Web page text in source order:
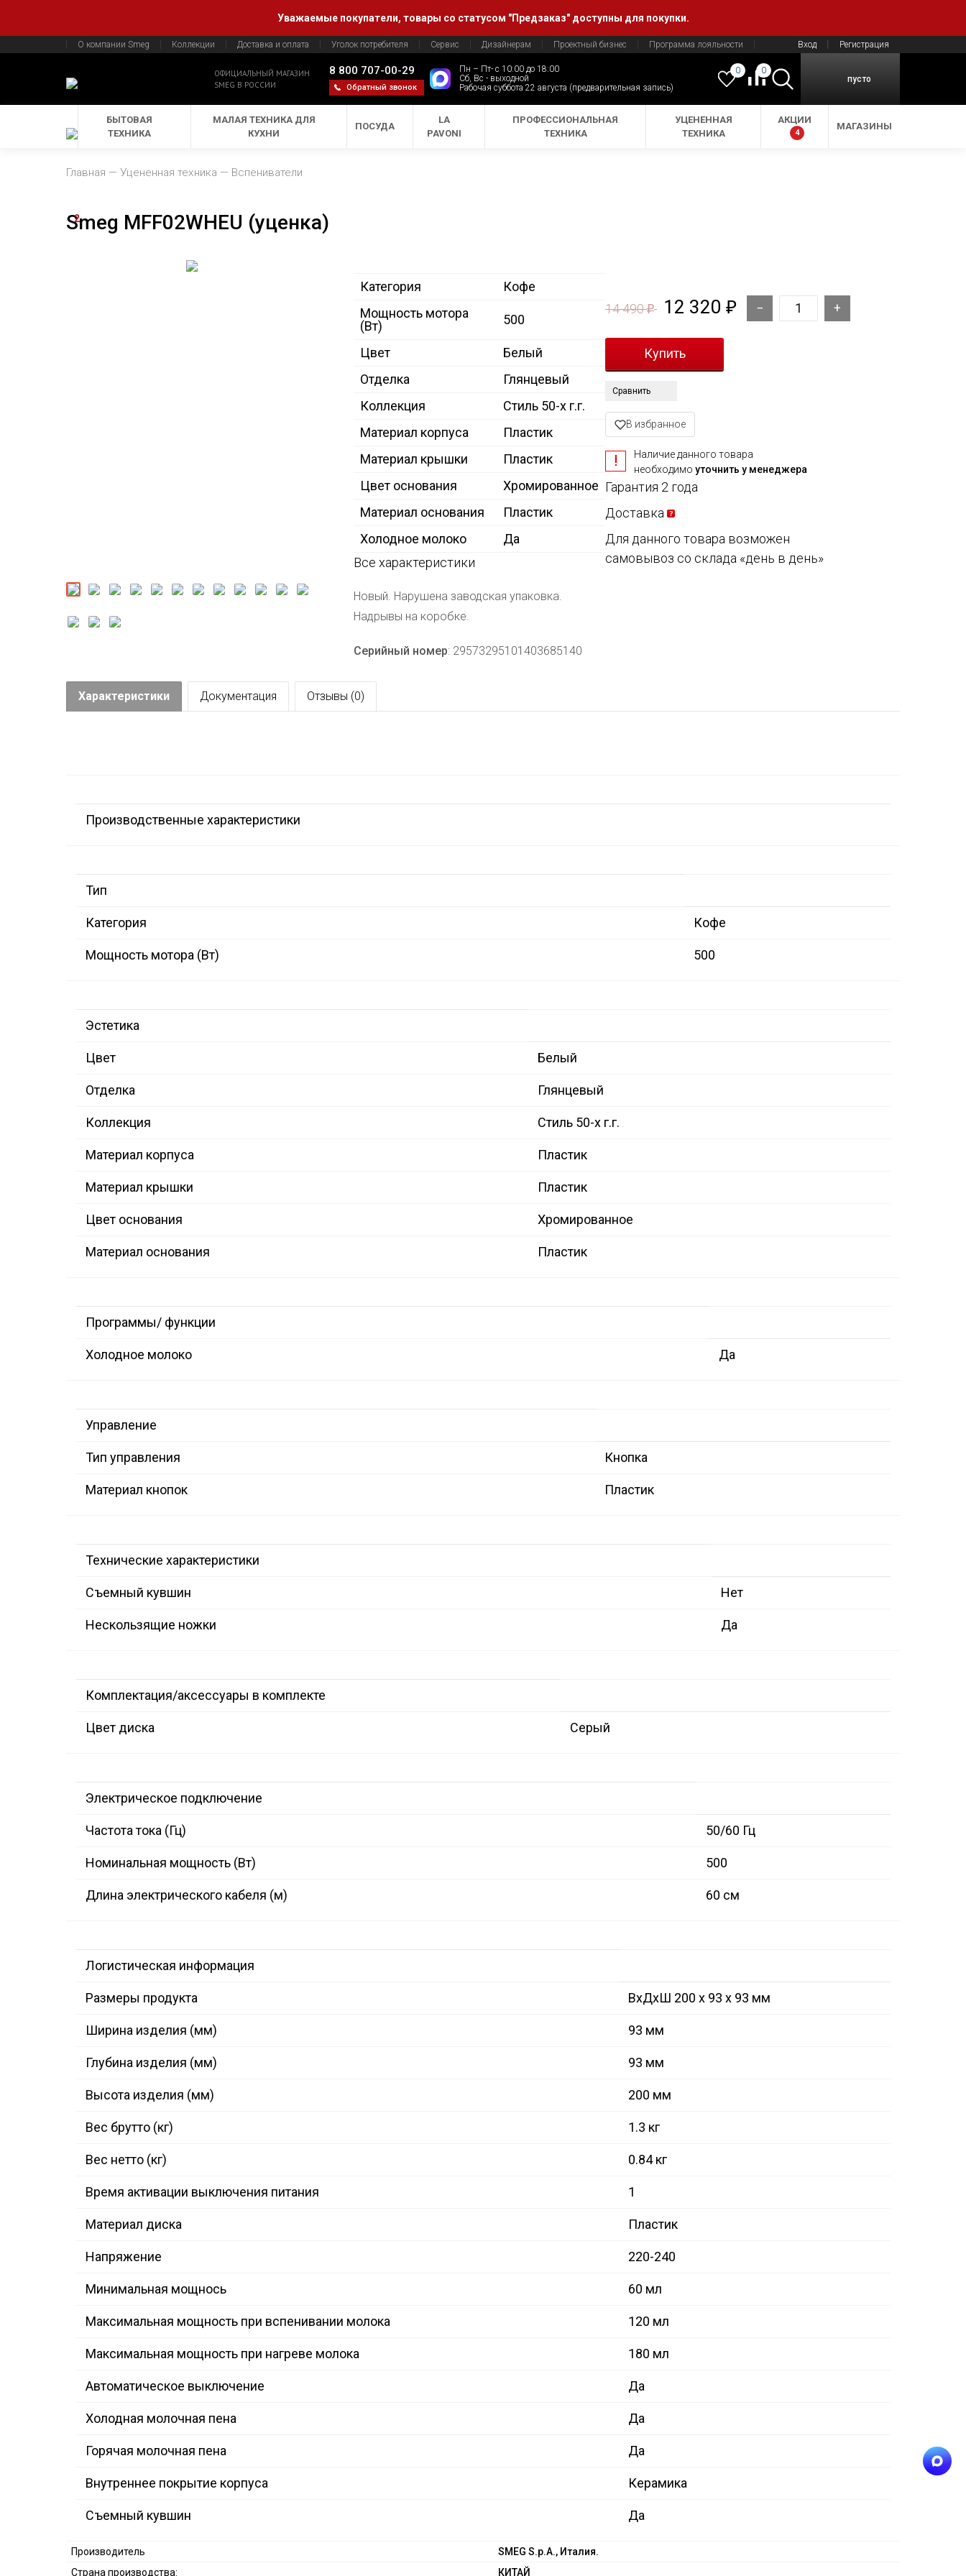
Уважаемые покупатели, товары со статусом "Предзаказ" доступны для покупки.
Вход Регистрация
О компании Smeg Коллекции Доставка и оплата Уголок потребителя Сервис Дизайнерам Проектный бизнес Программа лояльности
ОФИЦИАЛЬНЫЙ МАГАЗИН
SMEG В РОССИИ
8 800 707-00-29
Обратный звонок
Пн – Пт- с 10:00 до 18:00
Сб, Вс - выходной
Рабочая суббота 22 августа (предварительная запись)
0
0
пусто
БЫТОВАЯ
ТЕХНИКА
МАЛАЯ ТЕХНИКА ДЛЯ
КУХНИ
ПОСУДА
LA
PAVONI
ПРОФЕССИОНАЛЬНАЯ
ТЕХНИКА
УЦЕНЕННАЯ
ТЕХНИКА
АКЦИИ
4
МАГАЗИНЫ
Главная Уцененная техника Вспениватели
Smeg MFF02WHEU (уценка)
Категория
Кофе
Мощность мотора
(Вт)
500
Цвет
Белый
Отделка
Глянцевый
Коллекция
Стиль 50-х г.г.
Материал корпуса
Пластик
Материал крышки
Пластик
Цвет основания
Хромированное
Материал основания
Пластик
Холодное молоко
Да
Все характеристики
Новый. Нарушена заводская упаковка.
Надрывы на коробке.
Серийный номер: 29573295101403685140
14 490₽ 12 320 ₽
Сравнить
В избранное
Наличие данного товара
необходимо уточнить у менеджера
2
Гарантия 2 года
Доставка
Для данного товара возможен
самовывоз со склада «день в день»
Характеристики Документация Отзывы (0)
Производственные характеристики
Тип
Категория Кофе
Мощность мотора (Вт) 500
Эстетика
Цвет Белый
Отделка Глянцевый
Коллекция Стиль 50-х г.г.
Материал корпуса Пластик
Материал крышки Пластик
Цвет основания Хромированное
Материал основания Пластик
Программы/ функции
Холодное молоко Да
Управление
Тип управления Кнопка
Материал кнопок Пластик
Технические характеристики
Съемный кувшин Нет
Нескользящие ножки Да
Комплектация/аксессуары в комплекте
Цвет диска Серый
Электрическое подключение
Частота тока (Гц) 50/60 Гц
Номинальная мощность (Вт) 500
Длина электрического кабеля (м) 60 см
Логистическая информация
Размеры продукта ВxДxШ 200 x 93 x 93 мм
Ширина изделия (мм) 93 мм
Глубина изделия (мм) 93 мм
Высота изделия (мм) 200 мм
Вес брутто (кг) 1.3 кг
Вес нетто (кг) 0.84 кг
Время активации выключения питания 1
Материал диска Пластик
Напряжение 220-240
Минимальная мощнось 60 мл
Максимальная мощность при вспенивании молока 120 мл
Максимальная мощность при нагреве молока 180 мл
Автоматическое выключение Да
Холодная молочная пена Да
Горячая молочная пена Да
Внутреннее покрытие корпуса Керамика
Съемный кувшин Да
Производитель
SMEG S.p.A., Италия.
Страна производства:
КИТАЙ